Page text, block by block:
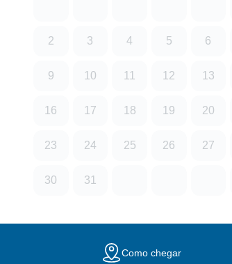
2 3 4 5 6
9 10 11 12 13
16 17 18 19 20
23 24 25 26 27
30 31
Como chegar